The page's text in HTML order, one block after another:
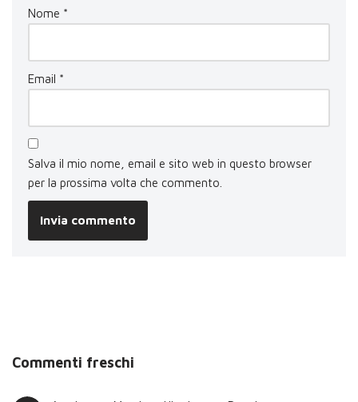
Nome *
Email *
Salva il mio nome, email e sito web in questo browser
per la prossima volta che commento.
Commenti freschi